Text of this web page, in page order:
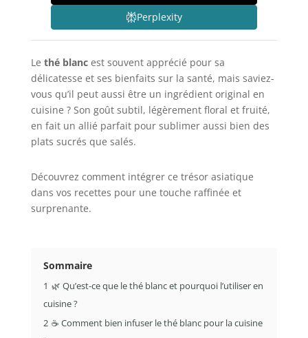
Perplexity
Le thé blancest souvent apprécié pour sa
délicatesse et ses bienfaits sur la santé, mais saviez-
vous qu’il peut aussi être un ingrédient original en
cuisine ? Son goût subtil, légèrement floral et fruité,
en fait un allié parfait pour sublimer aussi bien des
plats sucrés que salés.
Découvrez comment intégrer ce trésor asiatique
dans vos recettes pour une touche raffinée et
surprenante.
Sommaire
1 🌿 Qu’est-ce que le thé blanc et pourquoi l’utiliser en
cuisine ?
2 ☕ Comment bien infuser le thé blanc pour la cuisine